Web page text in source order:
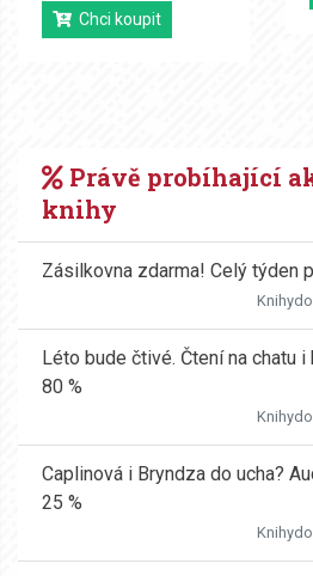
Chci koupit
Právě probíhající
knihy
Zásilkovna zdarma! Celý týden
Léto bude čtivé. Čtení na chatu
80 %
Caplinová i Bryndza do ucha?
25 %